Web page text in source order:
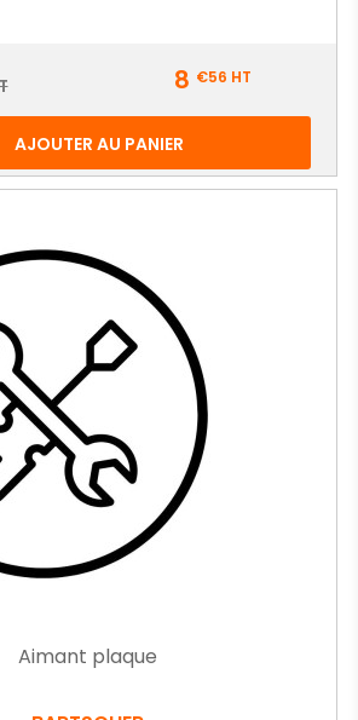
8 €56 HT
AJOUTER AU PANIER
Aimant plaque